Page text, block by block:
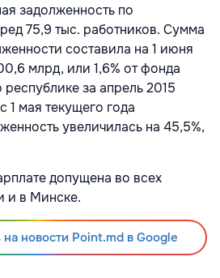
задолженность по
75,9 тыс. работников. Сумма
составила на 1 июня
млрд, или 1,6% от фонда
за апрель 2015
1 мая текущего года
увеличилась на 45,5%,
допущена во всех
и в Минске.
новости Point.md в Google